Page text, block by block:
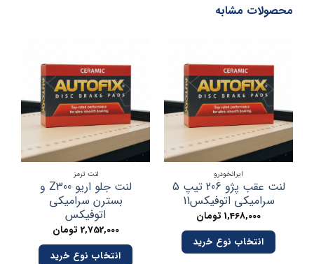
محصولات مشابه
ایرانخودرو
لنت عقب پژو 206 تیپ 5
سرامیکی اتوفیکس11
1,468,000تومان
انتخاب نوع خرید
لنت ترمز
لنت جلو اریو Z300 و
بسترن سرامیکی
اتوفیکس
2,752,000تومان
انتخاب نوع خرید